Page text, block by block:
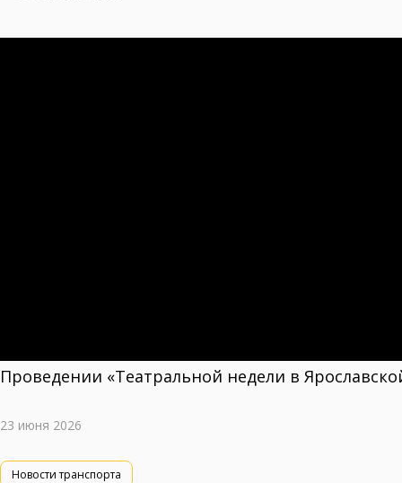
Проведении «Театральной недели в
23 июня 2026
Новости транспорта